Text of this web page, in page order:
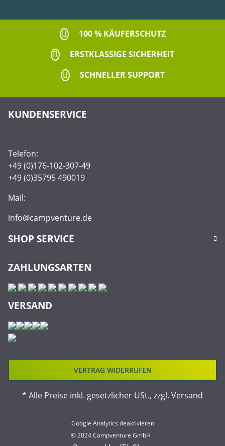
100 % KÄUFERSCHUTZ
ERSTKLASSIGE SICHERHEIT
SCHNELLER SUPPORT
KUNDENSERVICE
Telefon:
+49 (0)176-102-307-49
+49 (0)35795 490019
Mail:
info@campventure.de
SHOP SERVICE
ZAHLUNGSARTEN
VERSAND
VERTRAG WIDERRUFEN
* Alle Preise inkl. gesetzlicher USt., zzgl. Versand
Google Analytics deaktivieren
© 2024 Campventure GmbH